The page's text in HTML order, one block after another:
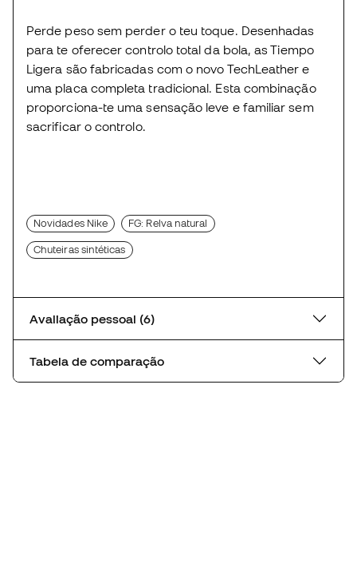
Perde peso sem perder o teu toque. Desenhadas
para te oferecer controlo total da bola, as Tiempo
Ligera são fabricadas com o novo TechLeather e
uma placa completa tradicional. Esta combinação
proporciona-te uma sensação leve e familiar sem
sacrificar o controlo.
Novidades Nike FG: Relva natural
Chuteiras sintéticas
Avaliação pessoal (6)
Tabela de comparação